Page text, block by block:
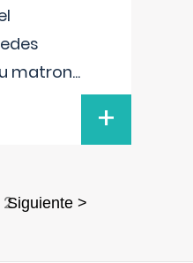
matron...
+
2Siguiente >